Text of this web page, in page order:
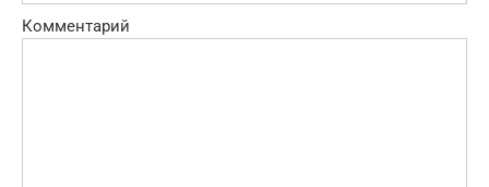
Комментарий